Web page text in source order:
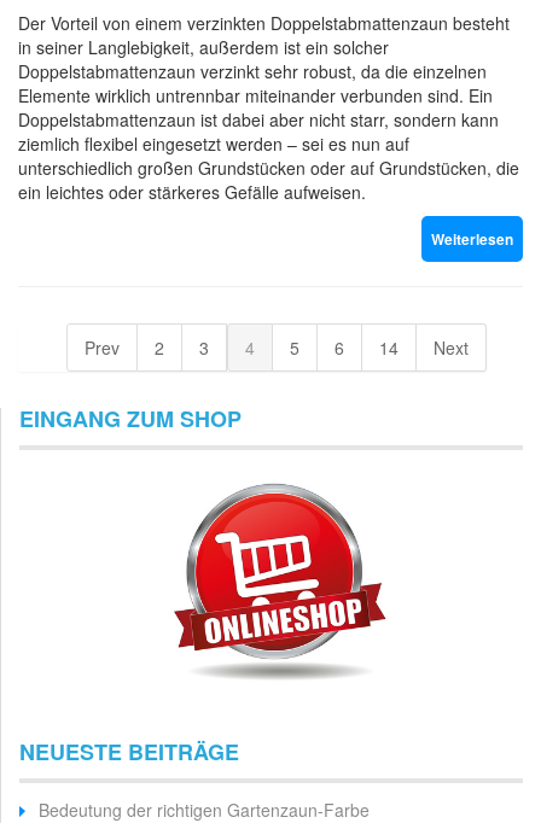
Der Vorteil von einem verzinkten Doppelstabmattenzaun besteht
in seiner Langlebigkeit, außerdem ist ein solcher
Doppelstabmattenzaun verzinkt sehr robust, da die einzelnen
Elemente wirklich untrennbar miteinander verbunden sind. Ein
Doppelstabmattenzaun ist dabei aber nicht starr, sondern kann
ziemlich flexibel eingesetzt werden – sei es nun auf
unterschiedlich großen Grundstücken oder auf Grundstücken, die
ein leichtes oder stärkeres Gefälle aufweisen.
Weiterlesen
Prev 2 3 4 5 6 14 Next
EINGANG ZUM SHOP
NEUESTE BEITRÄGE
Bedeutung der richtigen Gartenzaun-Farbe